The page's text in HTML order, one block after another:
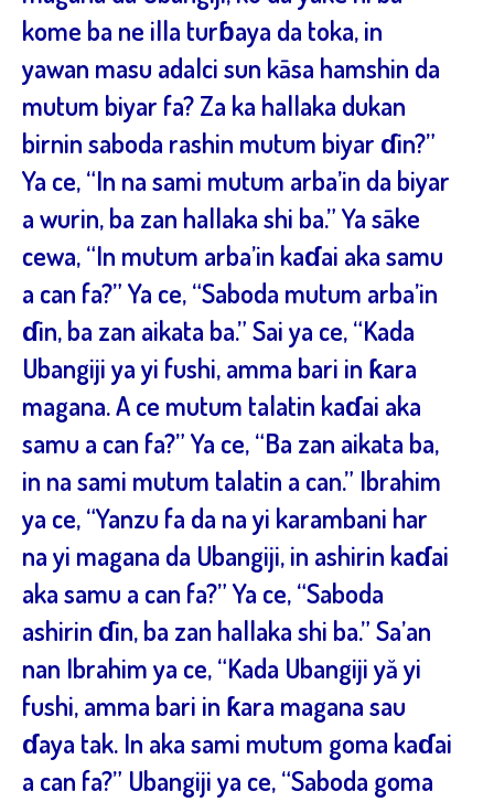
kome ba ne illa turɓaya da toka, in
yawan masu adalci sun kāsa hamshin da
mutum biyar fa? Za ka hallaka dukan
birnin saboda rashin mutum biyar ɗin?”
Ya ce, “In na sami mutum arba’in da biyar
a wurin, ba zan hallaka shi ba.” Ya sāke
cewa, “In mutum arba’in kaɗai aka samu
a can fa?” Ya ce, “Saboda mutum arba’in
ɗin, ba zan aikata ba.” Sai ya ce, “Kada
Ubangiji ya yi fushi, amma bari in ƙara
magana. A ce mutum talatin kaɗai aka
samu a can fa?” Ya ce, “Ba zan aikata ba,
in na sami mutum talatin a can.” Ibrahim
ya ce, “Yanzu fa da na yi karambani har
na yi magana da Ubangiji, in ashirin kaɗai
aka samu a can fa?” Ya ce, “Saboda
ashirin ɗin, ba zan hallaka shi ba.” Sa’an
nan Ibrahim ya ce, “Kada Ubangiji yă yi
fushi, amma bari in ƙara magana sau
ɗaya tak. In aka sami mutum goma kaɗai
a can fa?” Ubangiji ya ce, “Saboda goma